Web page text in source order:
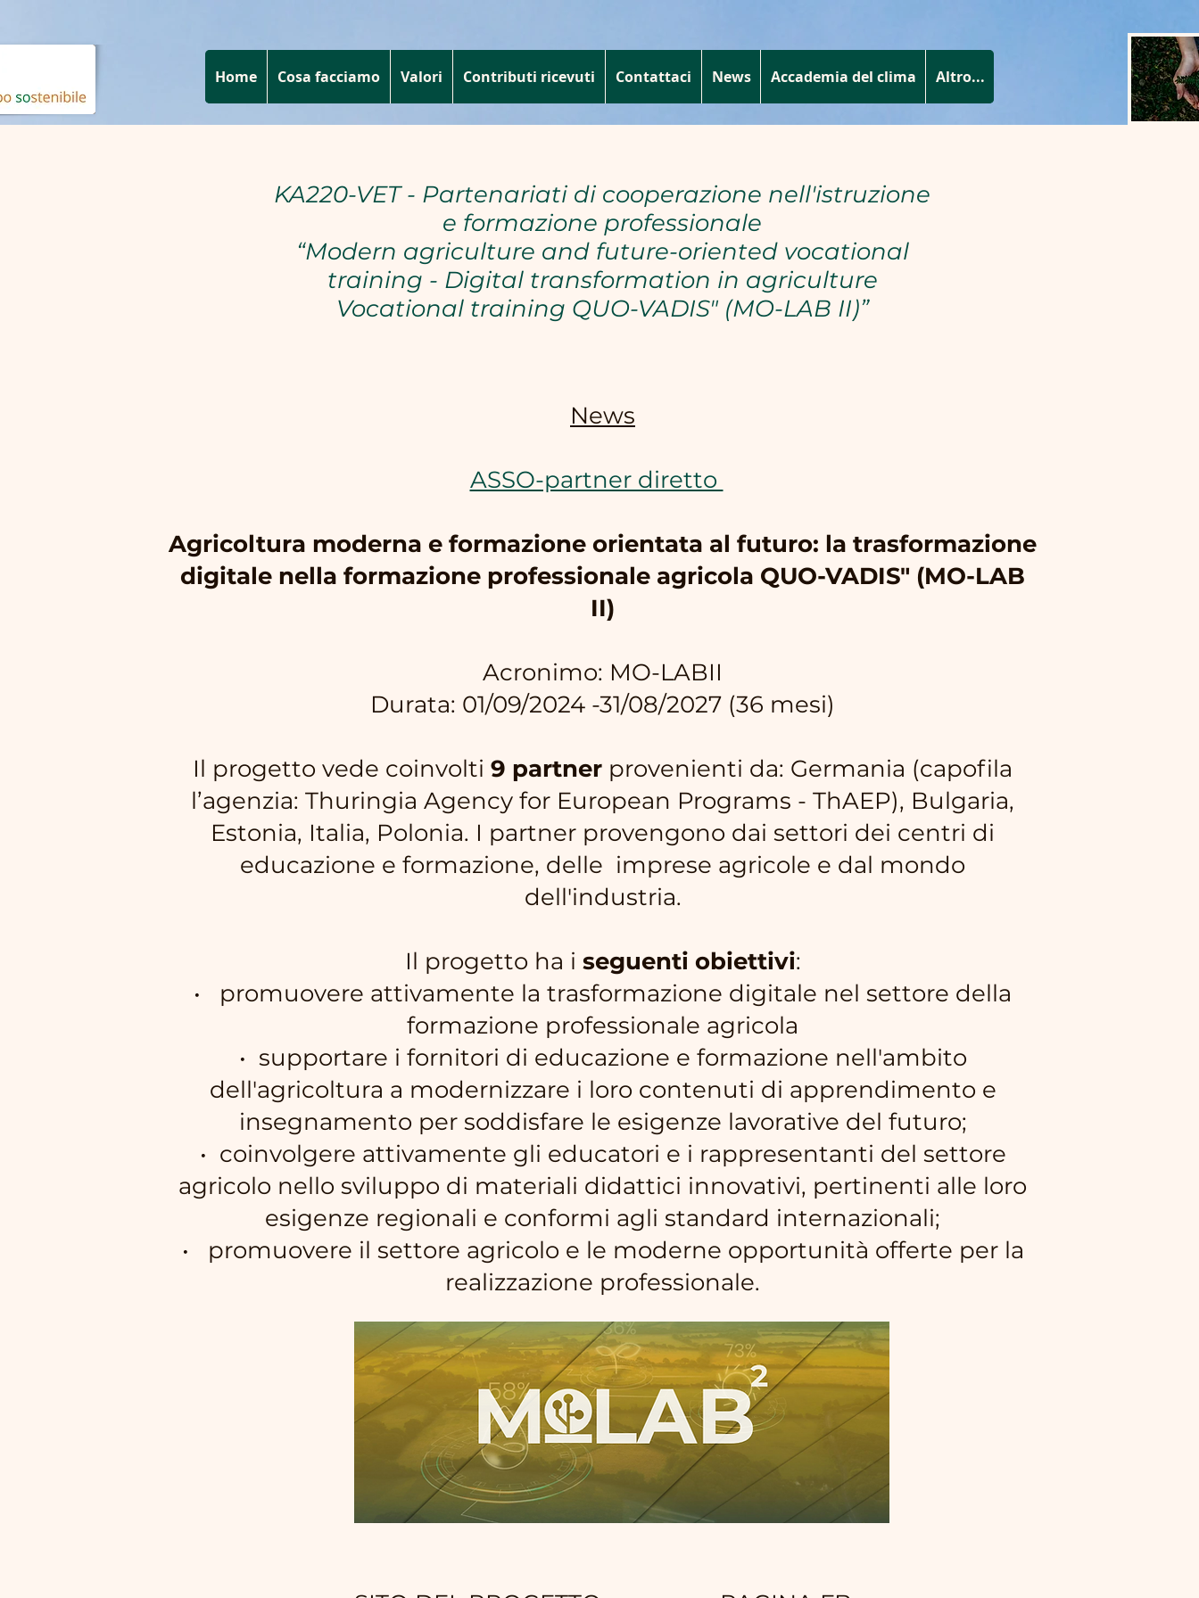
Home Cosa facciamo Valori Contributi ricevuti Contattaci News Accademia del clima Altro...
KA220-VET - Partenariati di cooperazione nell'istruzione
e formazione professionale
“Modern agriculture and future-oriented vocational
training - Digital transformation in agriculture
Vocational training QUO-VADIS" (MO-LAB II)”
News
ASSO-partner diretto
Agricoltura moderna e formazione orientata al futuro: la trasformazione
digitale nella formazione professionale agricola QUO-VADIS" (MO-LAB
II)
Acronimo: MO-LABII
Durata: 01/09/2024 -31/08/2027 (36 mesi)
Il progetto vede coinvolti 9 partner provenienti da: Germania (capofila
l’agenzia: Thuringia Agency for European Programs - ThAEP), Bulgaria,
Estonia, Italia, Polonia. I partner provengono dai settori dei centri di
educazione e formazione, delle imprese agricole e dal mondo
dell'industria.
Il progetto ha i seguenti obiettivi:
• promuovere attivamente la trasformazione digitale nel settore della
formazione professionale agricola
• supportare i fornitori di educazione e formazione nell'ambito
dell'agricoltura a modernizzare i loro contenuti di apprendimento e
insegnamento per soddisfare le esigenze lavorative del futuro;
• coinvolgere attivamente gli educatori e i rappresentanti del settore
agricolo nello sviluppo di materiali didattici innovativi, pertinenti alle loro
esigenze regionali e conformi agli standard internazionali;
• promuovere il settore agricolo e le moderne opportunità offerte per la
realizzazione professionale.